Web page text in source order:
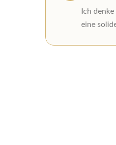
Ich
eine